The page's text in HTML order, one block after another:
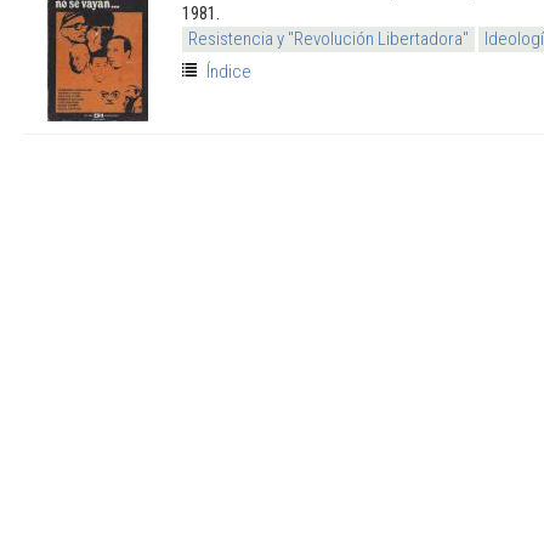
1981.
Resistencia y "Revolución Libertadora"
Índice